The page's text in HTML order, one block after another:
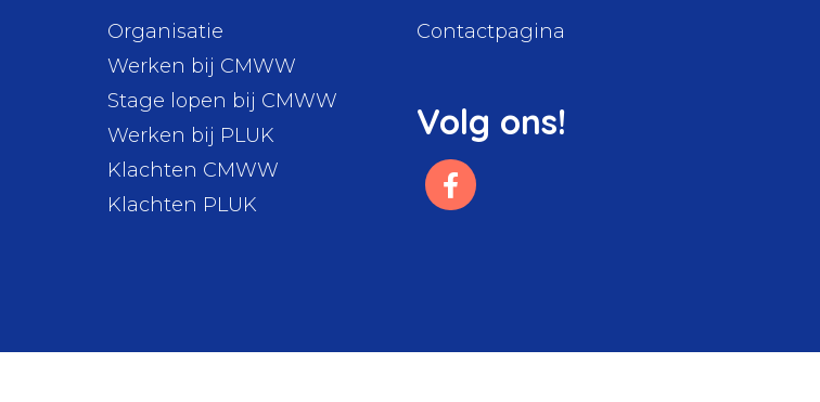
Organisatie
Werken bij CMWW
Stage lopen bij CMWW
Werken bij PLUK
Klachten CMWW
Klachten PLUK
Contactpagina
Volg ons!